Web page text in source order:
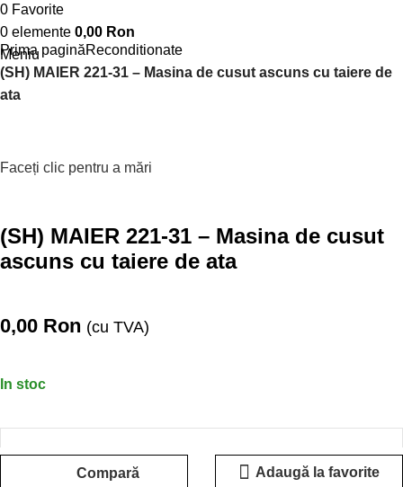
0 Favorite
0 elemente 0,00 Ron
Meniu
Prima paginăReconditionate
(SH) MAIER 221-31 – Masina de cusut ascuns cu taiere de
ata
Faceți clic pentru a mări
(SH) MAIER 221-31 – Masina de cusut
ascuns cu taiere de ata
0,00 Ron (cu TVA)
In stoc
Compară Adaugă la favorite